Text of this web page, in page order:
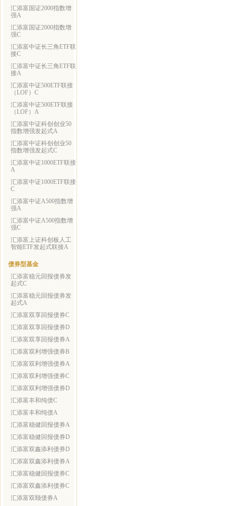
汇添富国证2000指数增
强A
汇添富国证2000指数增
强C
汇添富中证长三角ETF联
接C
汇添富中证长三角ETF联
接A
汇添富中证500ETF联接
（LOF）C
汇添富中证500ETF联接
（LOF）A
汇添富中证科创创业50
指数增强发起式A
汇添富中证科创创业50
指数增强发起式C
汇添富中证1000ETF联接
A
汇添富中证1000ETF联接
C
汇添富中证A500指数增
强A
汇添富中证A500指数增
强C
汇添富上证科创板人工
智能ETF发起式联接A
债券型基金
汇添富稳元回报债券发
起式C
汇添富稳元回报债券发
起式A
汇添富双享回报债券C
汇添富双享回报债券D
汇添富双享回报债券A
汇添富双利增强债券B
汇添富双利增强债券A
汇添富双利增强债券C
汇添富双利增强债券D
汇添富丰和纯债C
汇添富丰和纯债A
汇添富稳健回报债券A
汇添富稳健回报债券D
汇添富双鑫添利债券D
汇添富双鑫添利债券A
汇添富稳健回报债券C
汇添富双鑫添利债券C
汇添富双颐债券A